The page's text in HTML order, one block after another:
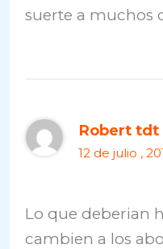
suerte a muchos
Robert tdt
12 de julio ,
Lo que deberian
cambien a los